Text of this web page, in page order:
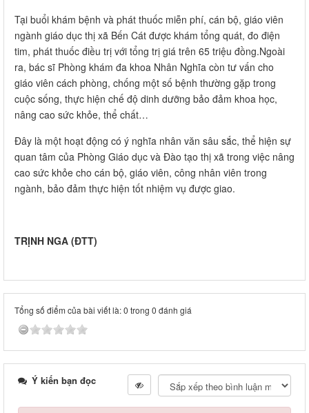
Tại buổi khám bệnh và phát thuốc miễn phí, cán bộ, giáo viên
ngành giáo dục thị xã Bến Cát được khám tổng quát, đo điện
tim, phát thuốc điều trị với tổng trị giá trên 65 triệu đồng.Ngoài
ra, bác sĩ Phòng khám đa khoa Nhân Nghĩa còn tư vấn cho
giáo viên cách phòng, chống một số bệnh thường gặp trong
cuộc sống, thực hiện chế độ dinh dưỡng bảo đảm khoa học,
nâng cao sức khỏe, thể chất…
Đây là một hoạt động có ý nghĩa nhân văn sâu sắc, thể hiện sự
quan tâm của Phòng Giáo dục và Đào tạo thị xã trong việc nâng
cao sức khỏe cho cán bộ, giáo viên, công nhân viên trong
ngành, bảo đảm thực hiện tốt nhiệm vụ được giao.
TRỊNH NGA (ĐTT)
Tổng số điểm của bài viết là: 0 trong 0 đánh giá
Ý kiến bạn đọc